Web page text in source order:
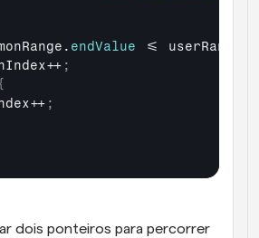
. endValue <= userRange
++ ;
{
++ ;
dois ponteiros para percorrer